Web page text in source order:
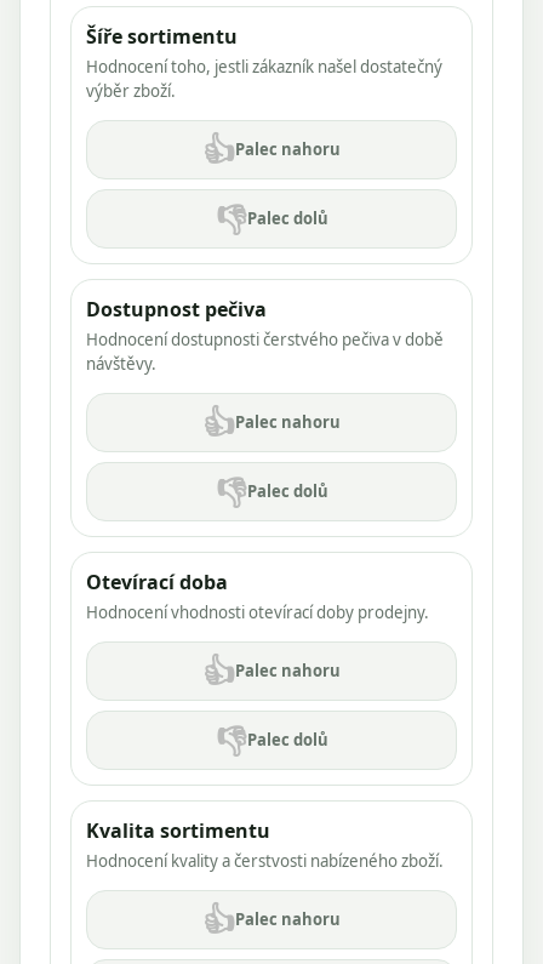
Šíře sortimentu
Hodnocení toho, jestli zákazník našel dostatečný
výběr zboží.
👍Palec nahoru
👎Palec dolů
Dostupnost pečiva
Hodnocení dostupnosti čerstvého pečiva v době
návštěvy.
👍Palec nahoru
👎Palec dolů
Otevírací doba
Hodnocení vhodnosti otevírací doby prodejny.
👍Palec nahoru
👎Palec dolů
Kvalita sortimentu
Hodnocení kvality a čerstvosti nabízeného zboží.
👍Palec nahoru